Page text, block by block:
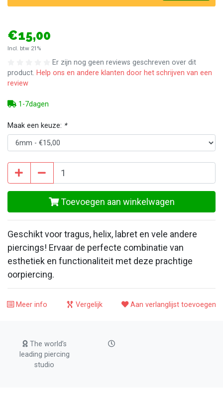
€15,00
Incl. btw 21%
Er zijn nog geen reviews geschreven over dit
product. Help ons en andere klanten door het schrijven van een
review
1-7dagen
Maak een keuze: *
Toevoegen aan winkelwagen
Geschikt voor tragus, helix, labret en vele andere
piercings! Ervaar de perfecte combinatie van
esthetiek en functionaliteit met deze prachtige
oorpiercing.
Meer info Vergelijk Aan verlanglijst toevoegen
The world’s
leading piercing
studio